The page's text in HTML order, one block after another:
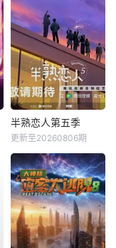
半熟恋人第五季
更新至20260806期